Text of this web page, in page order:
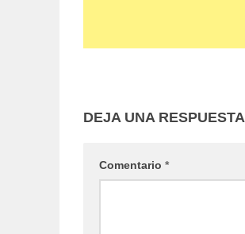
DEJA UNA RESPUESTA
Comentario *